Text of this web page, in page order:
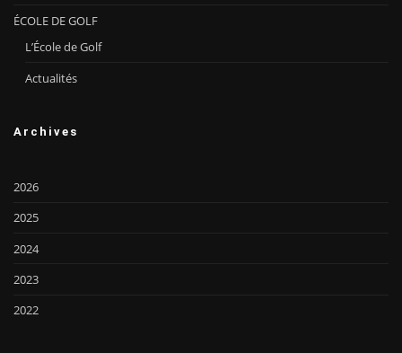
ÉCOLE DE GOLF
L’École de Golf
Actualités
Archives
2026
2025
2024
2023
2022